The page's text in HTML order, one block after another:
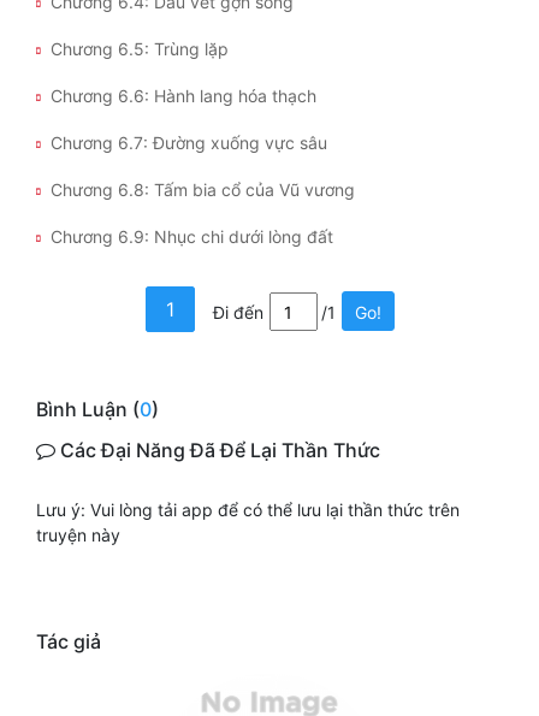
Chương 6.5: Trùng lặp
Chương 6.6: Hành lang hóa thạch
Chương 6.7: Đường xuống vực sâu
Chương 6.8: Tấm bia cổ của Vũ vương
Chương 6.9: Nhục chi dưới lòng đất
1 Đi đến /1 Go!
Bình Luận (0)
Các Đại Năng Đã Để Lại Thần Thức
Lưu ý: Vui lòng tải app để có thể lưu lại thần thức trên
truyện này
Tác giả